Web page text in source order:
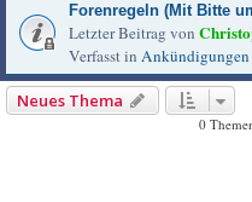
Forenregeln (Mit Bitte
Letzter Beitrag von
Verfasst in Ankündigungen
Neues Thema
0